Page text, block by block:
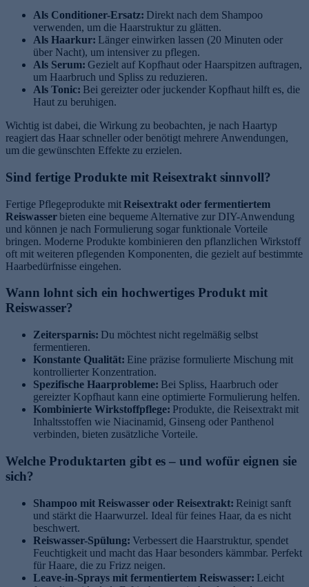
Als Conditioner-Ersatz: Direkt nach dem Shampoo
verwenden, um die Haarstruktur zu glätten.
Als Haarkur: Länger einwirken lassen (20 Minuten oder
über Nacht), um intensiver zu pflegen.
Als Serum: Gezielt auf Kopfhaut oder Haarspitzen auftragen,
um Haarbruch und Spliss zu reduzieren.
Als Tonic: Bei gereizter oder juckender Kopfhaut hilft es, die
Haut zu beruhigen.
Wichtig ist dabei, die Wirkung zu beobachten, je nach Haartyp
reagiert das Haar schneller oder benötigt mehrere Anwendungen,
um die gewünschten Effekte zu erzielen.
Sind fertige Produkte mit Reisextrakt sinnvoll?
Fertige Pflegeprodukte mitReisextrakt oder fermentiertem
Reiswasserbieten eine bequeme Alternative zur DIY-Anwendung
und können je nach Formulierung sogar funktionale Vorteile
bringen. Moderne Produkte kombinieren den pflanzlichen Wirkstoff
oft mit weiteren pflegenden Komponenten, die gezielt auf bestimmte
Haarbedürfnisse eingehen.
Wann lohnt sich ein hochwertiges Produkt mit
Reiswasser?
Zeitersparnis: Du möchtest nicht regelmäßig selbst
fermentieren.
Konstante Qualität: Eine präzise formulierte Mischung mit
kontrollierter Konzentration.
Spezifische Haarprobleme: Bei Spliss, Haarbruch oder
gereizter Kopfhaut kann eine optimierte Formulierung helfen.
Kombinierte Wirkstoffpflege: Produkte, die Reisextrakt mit
Inhaltsstoffen wie Niacinamid, Ginseng oder Panthenol
verbinden, bieten zusätzliche Vorteile.
Welche Produktarten gibt es – und wofür eignen sie
sich?
Shampoo mit Reiswasser oder Reisextrakt: Reinigt sanft
und stärkt die Haarwurzel. Ideal für feines Haar, da es nicht
beschwert.
Reiswasser-Spülung: Verbessert die Haarstruktur, spendet
Feuchtigkeit und macht das Haar besonders kämmbar. Perfekt
für Haare, die zu Frizz neigen.
Leave-in-Sprays mit fermentiertem Reiswasser: Leicht